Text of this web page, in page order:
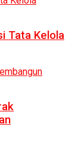
Tata Kelola